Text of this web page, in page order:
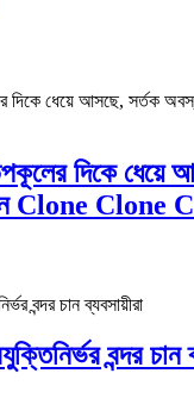
দিকে ধেয়ে
Clone Clone
বন্দর চান